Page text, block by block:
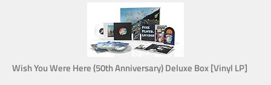
Wish You Were Here (50th Anniversary) Deluxe Box [Vinyl LP]